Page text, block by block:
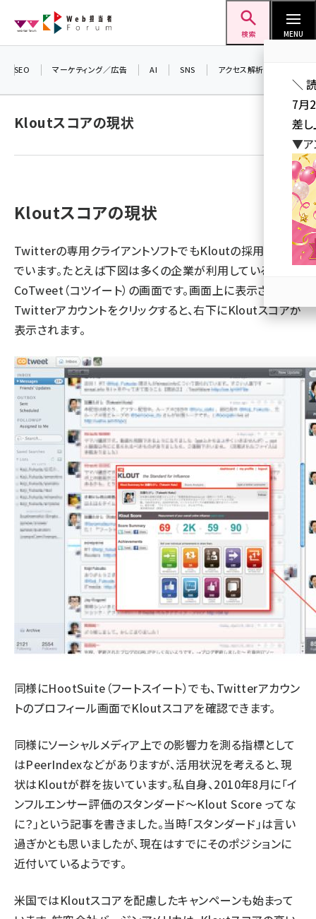
ン
検索 MENU
seo (3519)
youtube (2425)
セミナー (2301)
z世代 (1620)
meo (1274)
SEO マーケティング／広告 AI SNS アクセス解析／データ分析
Kloutスコアの現状
Kloutスコアの現状
Twitterの専用クライアントソフトでもKloutの採用が進ん
でいます。たとえば下図は多くの企業が利用している
CoTweet（コツイート）の画面です。画面上に表示された
Twitterアカウントをクリックすると、右下にKloutスコアが
表示されます。
同様にHootSuite （フートスイート）でも、Twitterアカウン
トのプロフィール画面でKloutスコアを確認できます。
同様にソーシャルメディア上での影響力を測る指標として
はPeerIndexなどがありますが、活用状況を考えると、現
状はKloutが群を抜いています。私自身、2010年8月に「イ
ンフルエンサー評価のスタンダード～Klout Score ってな
に？」という記事を書きました。当時「スタンダード」は言い
過ぎかとも思いましたが、現在はすでにそのポジションに
近付いているようです。
米国ではKloutスコアを配慮したキャンペーンも始まって
＼
7月
差し
▼ア